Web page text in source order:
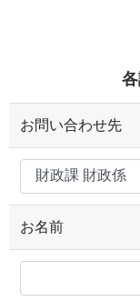
お問い合わせ先
お名前